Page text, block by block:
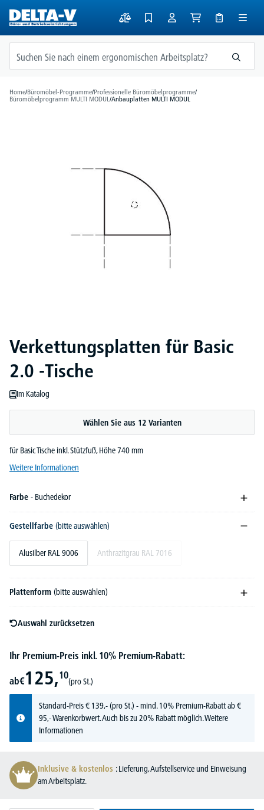
springen
Home/Büromöbel-Programme/Professionelle Büromöbelprogramme/
Büromöbelprogramm MULTI MODUL/Anbauplatten MULTI MODUL
Verkettungsplatten für Basic
2.0 -Tische
Im Katalog
Wählen Sie aus 12 Varianten
für Basic Tische inkl. Stützfuß, Höhe 740 mm
Weitere Informationen
Farbe - Buchedekor
Gestellfarbe (bitte auswählen)
Alusilber RAL 9006 Anthrazitgrau RAL 7016
Plattenform (bitte auswählen)
Auswahl zurücksetzen
Ihr Premium-Preis inkl. 10% Premium-Rabatt:
ab€125,10
(pro St.)
Standard-Preis€ 139,-(pro St.) - mind. 10% Premium-Rabatt ab €
95,- Warenkorbwert. Auch bis zu 20% Rabatt möglich.Weitere
Informationen
Inklusive & kostenlos : Lieferung, Aufstellservice und Einweisung
am Arbeitsplatz.